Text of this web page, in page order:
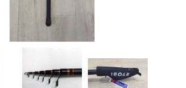
Аксессуары для лодок